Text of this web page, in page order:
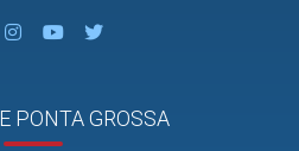
PONTA GROSSA